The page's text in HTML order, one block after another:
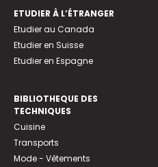
ETUDIER À L’ÉTRANGER
Etudier au Canada
Etudier en Suisse
Etudier en Espagne
BIBLIOTHEQUE DES
TECHNIQUES
Cuisine
Transports
Mode - Vêtements